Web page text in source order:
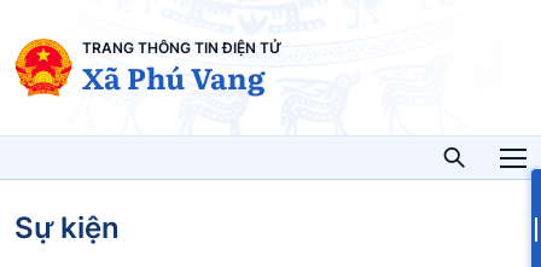
TRANG THÔNG TIN ĐIỆN TỬ
Xã Phú Vang
Sự kiện